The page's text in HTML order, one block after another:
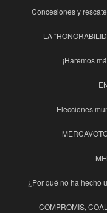
Concesiones y
LA
¡Haremos
Elecciones
¿Por qué no ha hecho
COMPROMIS,